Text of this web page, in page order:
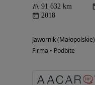
91 632 km
2018
Jawornik (Małopolskie)
Firma • Podbite